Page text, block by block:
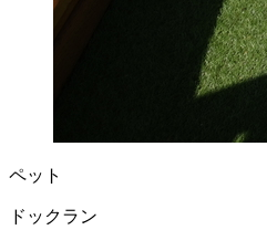
ペット
ドックラン